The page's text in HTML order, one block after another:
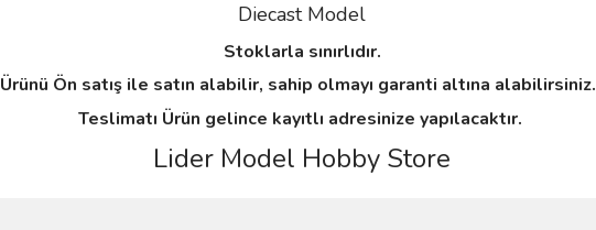
Diecast Model
Stoklarla sınırlıdır.
Ürünü Ön satış ile satın alabilir, sahip olmayı garanti altına alabilirsiniz.
Teslimatı Ürün gelince kayıtlı adresinize yapılacaktır.
Lider Model Hobby Store